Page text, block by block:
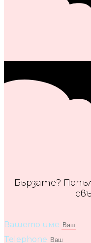
Бързате?
Вашето име
Telephone